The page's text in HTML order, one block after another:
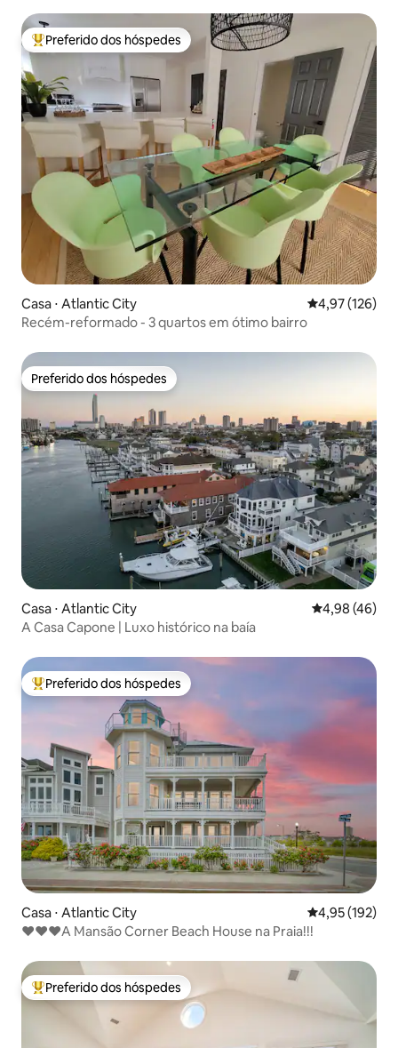
Entre os melhores preferidos dos hóspedes
Preferido dos hóspedes
Casa ⋅ Atlantic City 4,97 de uma
4,97 (126)
Recém-reformado - 3 quartos em ótimo bairro
Preferido dos hóspedes
Preferido dos hóspedes
Casa ⋅ Atlantic City 4,98 de uma
4,98 (46)
A Casa Capone | Luxo histórico na baía
Entre os melhores preferidos dos hóspedes
Preferido dos hóspedes
Casa ⋅ Atlantic City 4,95 de uma
4,95 (192)
❤️❤️❤️A Mansão Corner Beach House na Praia!!!
Entre os melhores preferidos dos hóspedes
Preferido dos hóspedes